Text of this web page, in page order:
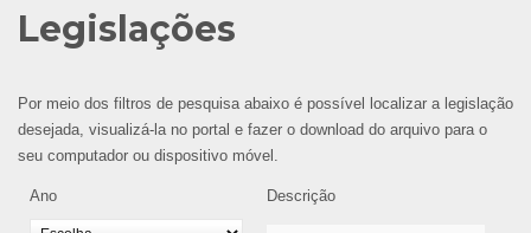
Legislações
Por meio dos filtros de pesquisa abaixo é possível localizar a legislação
desejada, visualizá-la no portal e fazer o download do arquivo para o
seu computador ou dispositivo móvel.
Ano Descrição